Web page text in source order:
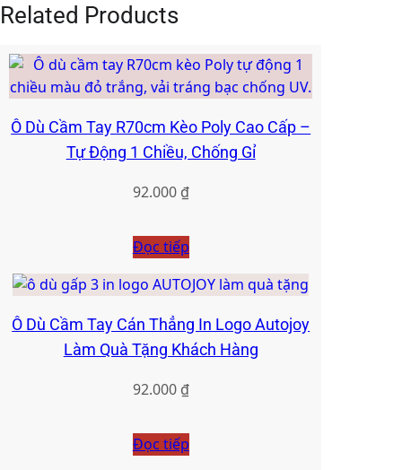
Related Products
Ô Dù Cầm Tay R70cm Kèo Poly Cao Cấp –
Tự Động 1 Chiều, Chống Gỉ
92.000 ₫
Đọc tiếp
Ô Dù Cầm Tay Cán Thẳng In Logo Autojoy
Làm Quà Tặng Khách Hàng
92.000 ₫
Đọc tiếp